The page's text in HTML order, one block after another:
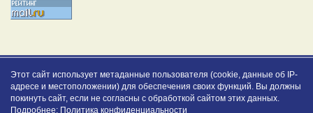
Этот сайт использует метаданные пользователя (cookie, данные об IP-
адресе и местоположении) для обеспечения своих функций. Вы должны
покинуть сайт, если не согласны с обработкой сайтом этих данных.
Подробнее: Политика конфиденциальности